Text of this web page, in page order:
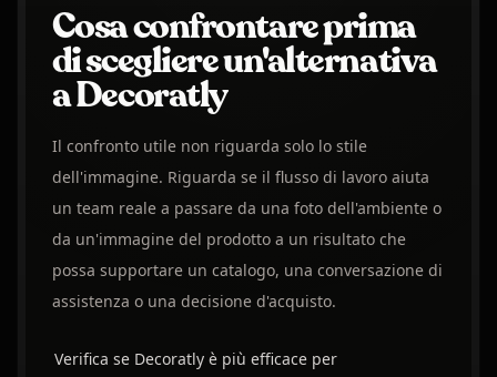
Cosa confrontare prima
di scegliere un'alternativa
a Decoratly
Il confronto utile non riguarda solo lo stile
dell'immagine. Riguarda se il flusso di lavoro aiuta
un team reale a passare da una foto dell'ambiente o
da un'immagine del prodotto a un risultato che
possa supportare un catalogo, una conversazione di
assistenza o una decisione d'acquisto.
Verifica se Decoratly è più efficace per